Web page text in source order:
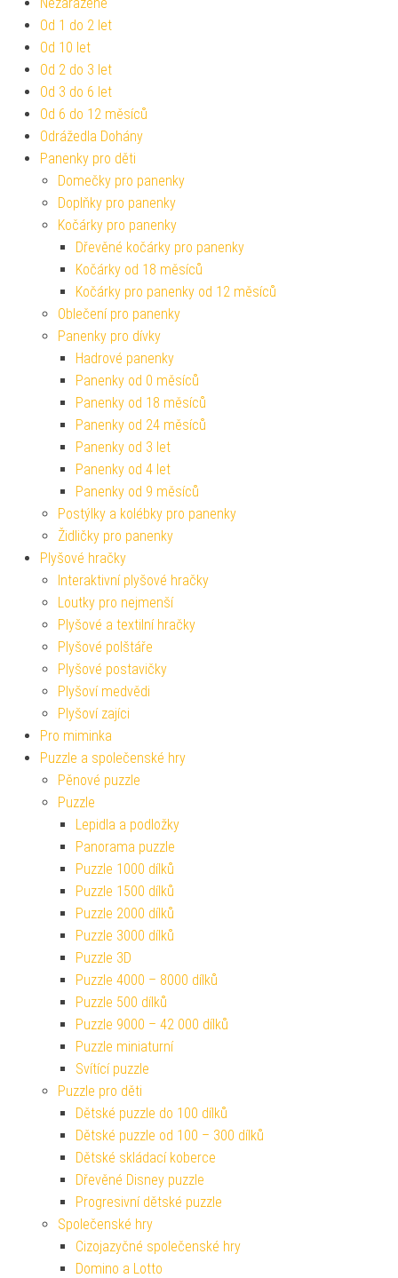
Od 1 do 2 let
Od 10 let
Od 2 do 3 let
Od 3 do 6 let
Od 6 do 12 měsíců
Odrážedla Dohány
Panenky pro děti
Domečky pro panenky
Doplňky pro panenky
Kočárky pro panenky
Dřevěné kočárky pro panenky
Kočárky od 18 měsíců
Kočárky pro panenky od 12 měsíců
Oblečení pro panenky
Panenky pro dívky
Hadrové panenky
Panenky od 0 měsíců
Panenky od 18 měsíců
Panenky od 24 měsíců
Panenky od 3 let
Panenky od 4 let
Panenky od 9 měsíců
Postýlky a kolébky pro panenky
Židličky pro panenky
Plyšové hračky
Interaktivní plyšové hračky
Loutky pro nejmenší
Plyšové a textilní hračky
Plyšové polštáře
Plyšové postavičky
Plyšoví medvědi
Plyšoví zajíci
Pro miminka
Puzzle a společenské hry
Pěnové puzzle
Puzzle
Lepidla a podložky
Panorama puzzle
Puzzle 1000 dílků
Puzzle 1500 dílků
Puzzle 2000 dílků
Puzzle 3000 dílků
Puzzle 3D
Puzzle 4000 – 8000 dílků
Puzzle 500 dílků
Puzzle 9000 – 42 000 dílků
Puzzle miniaturní
Svítící puzzle
Puzzle pro děti
Dětské puzzle do 100 dílků
Dětské puzzle od 100 – 300 dílků
Dětské skládací koberce
Dřevěné Disney puzzle
Progresivní dětské puzzle
Společenské hry
Cizojazyčné společenské hry
Domino a Lotto